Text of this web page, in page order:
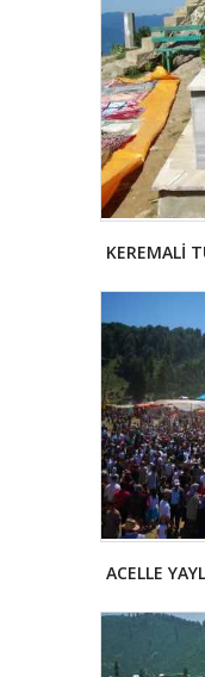
KEREMALİ
ACELLE